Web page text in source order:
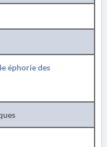
éphorie des